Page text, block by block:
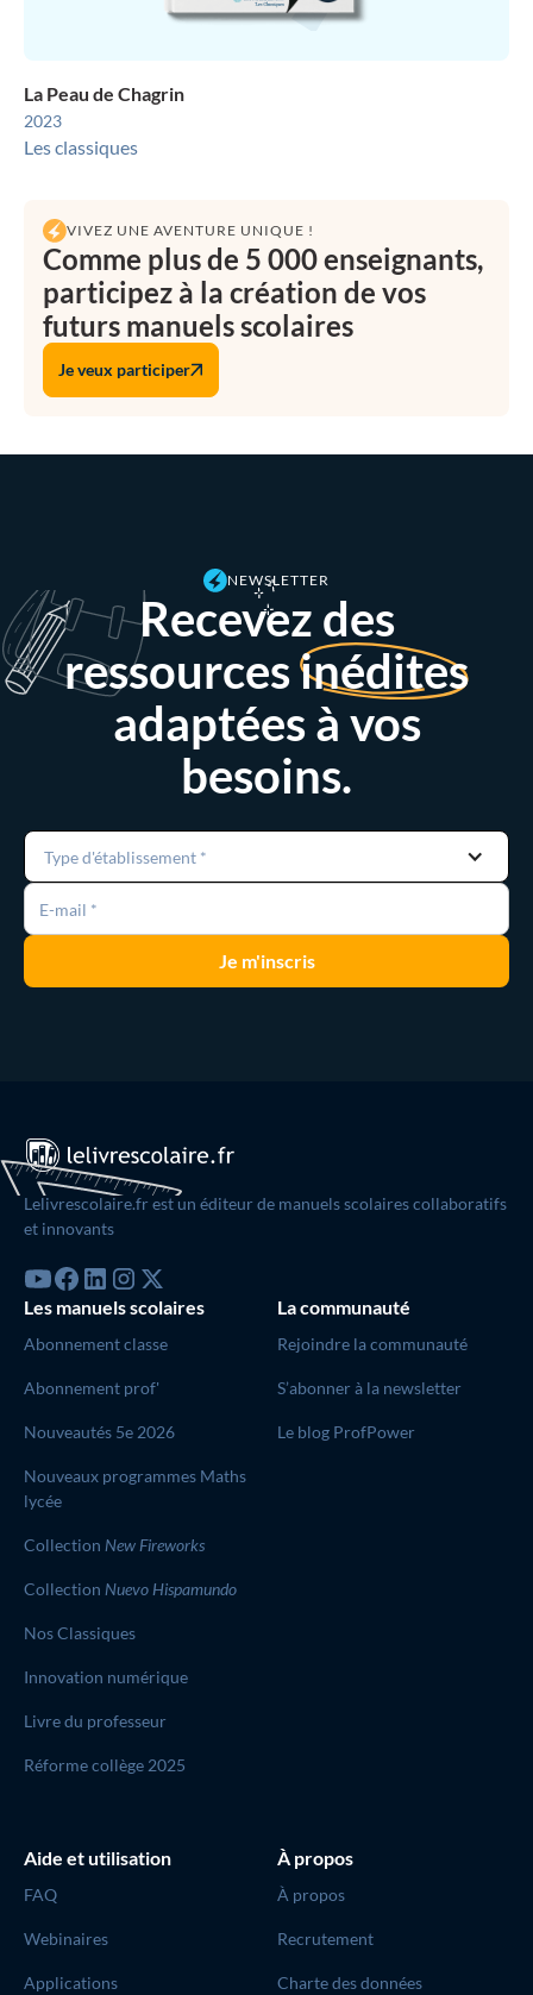
La Peau de Chagrin
2023
Les classiques
VIVEZ UNE AVENTURE UNIQUE !
Comme plus de 5 000 enseignants,
participez à la création de vos
futurs manuels scolaires
Je veux participer
NEWSLETTER
Recevez des
ressourcesinédites
adaptées à vos
besoins.
Type d'établissement *
Lelivrescolaire.fr est un éditeur de manuels scolaires collaboratifs
et innovants
Les manuels scolaires
Abonnement classe
Abonnement prof'
Nouveautés 5e 2026
Nouveaux programmes Maths
lycée
Collection New Fireworks
Collection Nuevo Hispamundo
Nos Classiques
Innovation numérique
Livre du professeur
Réforme collège 2025
La communauté
Rejoindre la communauté
S’abonner à la newsletter
Le blog ProfPower
Aide et utilisation
FAQ
Webinaires
Applications
À propos
À propos
Recrutement
Charte des données